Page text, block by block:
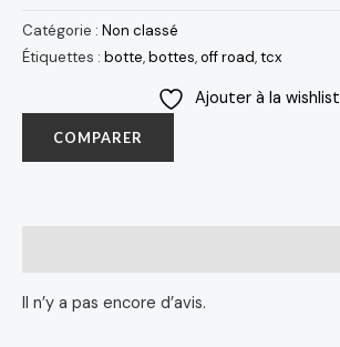
Catégorie : Non classé
Étiquettes : botte,bottes,off road,tcx
Ajouter à la wishlist
COMPARER
Il n’y a pas encore d’avis.